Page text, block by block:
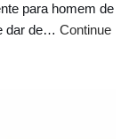
para homem de
dar de… Continue